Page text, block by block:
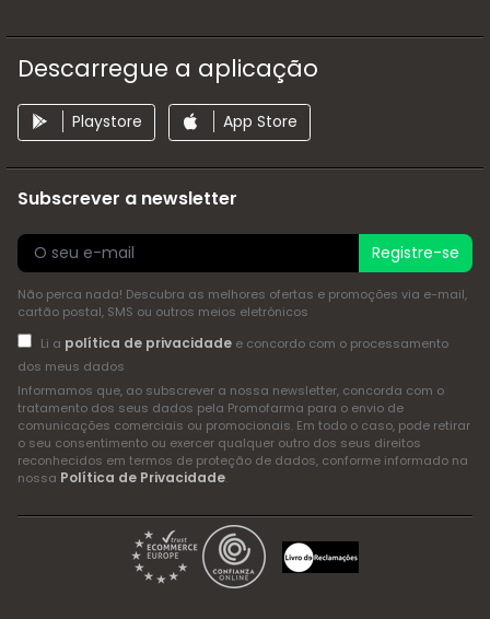
Descarregue a aplicação
Playstore App Store
Subscrever a newsletter
Registre-se
Não perca nada! Descubra as melhores ofertas e promoções via e-mail,
cartão postal, SMS ou outros meios eletrónicos
Li a política de privacidadee concordo com o processamento
dos meus dados
Informamos que, ao subscrever a nossa newsletter, concorda com o
tratamento dos seus dados pela Promofarma para o envio de
comunicações comerciais ou promocionais. Em todo o caso, pode retirar
o seu consentimento ou exercer qualquer outro dos seus direitos
reconhecidos em termos de proteção de dados, conforme informado na
nossa Política de Privacidade.